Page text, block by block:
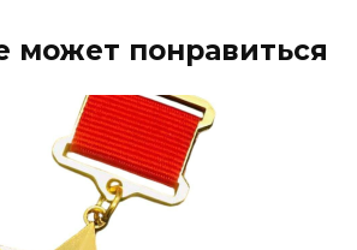
может понравиться